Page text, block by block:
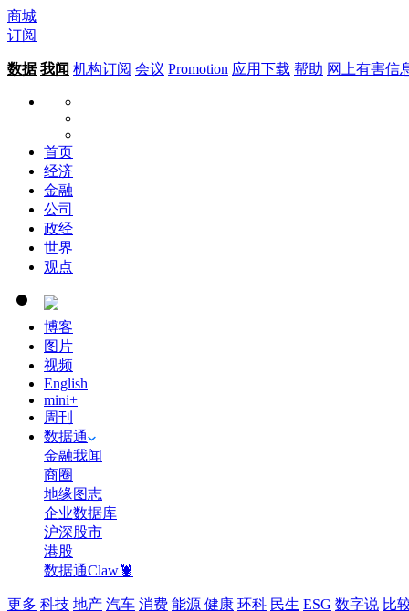
商城
订阅
数据 我闻 机构订阅 会议 Promotion 应用下载 帮助 网上有害信
首页
经济
金融
公司
政经
世界
观点
博客
图片
视频
English
mini+
周刊
数据通
金融我闻
商圈
地缘图志
企业数据库
沪深股市
港股
数据通Claw🦞
更多 科技 地产 汽车 消费 能源 健康 环科 民生 ESG 数字说 比